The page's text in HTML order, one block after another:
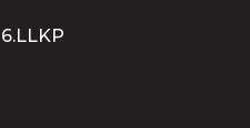
6.LLKP